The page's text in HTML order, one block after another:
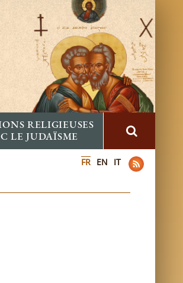
RELIGIEUSES
LE JUDAÏSME
FR EN IT